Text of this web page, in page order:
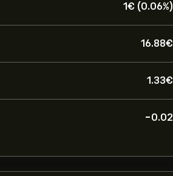
1‎€‎ (0.06%)
16.88‎€‎
1.33‎€‎
-0.02